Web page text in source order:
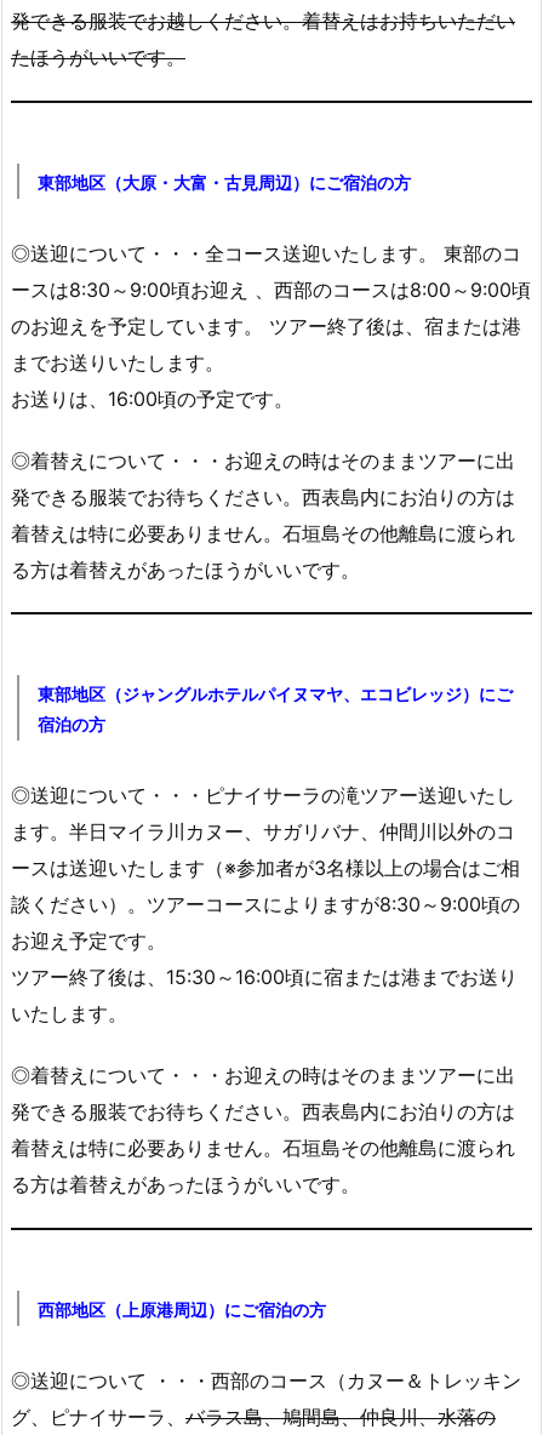
発できる服装でお越しください。着替えはお持ちいただい
たほうがいいです。
東部地区（大原・大富・古見周辺）にご宿泊の方
◎送迎について・・・全コース送迎いたします。 東部のコ
ースは8:30～9:00頃お迎え 、西部のコースは8:00～9:00頃
のお迎えを予定しています。 ツアー終了後は、宿または港
までお送りいたします。
お送りは、16:00頃の予定です。
◎着替えについて・・・お迎えの時はそのままツアーに出
発できる服装でお待ちください。西表島内にお泊りの方は
着替えは特に必要ありません。石垣島その他離島に渡られ
る方は着替えがあったほうがいいです。
東部地区（ジャングルホテルパイヌマヤ、エコビレッジ）にご
宿泊の方
◎送迎について・・・ピナイサーラの滝ツアー送迎いたし
ます。半日マイラ川カヌー、サガリバナ、仲間川以外のコ
ースは送迎いたします（※参加者が3名様以上の場合はご相
談ください）。ツアーコースによりますが8:30～9:00頃の
お迎え予定です。
ツアー終了後は、15:30～16:00頃に宿または港までお送り
いたします。
◎着替えについて・・・お迎えの時はそのままツアーに出
発できる服装でお待ちください。西表島内にお泊りの方は
着替えは特に必要ありません。石垣島その他離島に渡られ
る方は着替えがあったほうがいいです。
西部地区（上原港周辺）にご宿泊の方
◎送迎について ・・・西部のコース（カヌー＆トレッキン
グ、ピナイサーラ、 バラス島、鳩間島、仲良川、水落の